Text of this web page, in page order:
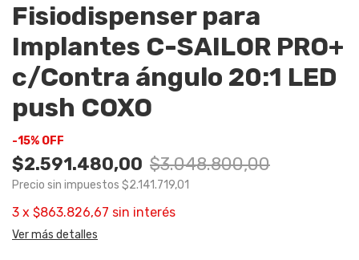
Fisiodispenser para
Implantes C-SAILOR PRO+
c/Contra ángulo 20:1 LED
push COXO
-15% OFF
$2.591.480,00 $3.048.800,00
Precio sin impuestos $2.141.719,01
3 x $863.826,67 sin interés
Ver más detalles